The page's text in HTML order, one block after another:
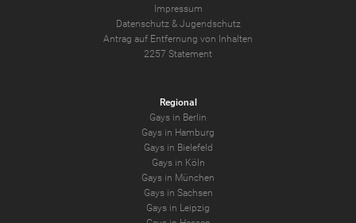
Impressum
Datenschutz & Jugendschutz
Antrag auf Entfernung von Inhalten
2257 Statement
Regional
Gays in Berlin
Gays in Hamburg
Gays in Bielefeld
Gays in Köln
Gays in München
Gays in Sachsen
Gays in Leipzig